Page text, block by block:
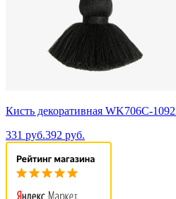
Кисть декоративная WK706C-
331 руб.392 руб.